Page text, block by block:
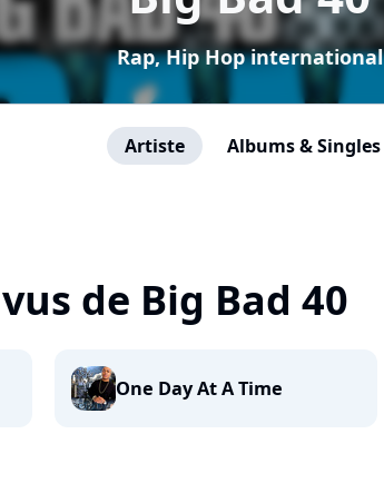
Rap, Hip Hop international
Artiste Albums & Singles
de Big Bad 40
One Day At A Time